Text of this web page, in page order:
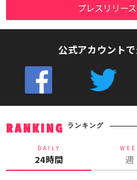
プレスリリー
公式アカウント
RANKING ランキング
DAILY
24時間 週